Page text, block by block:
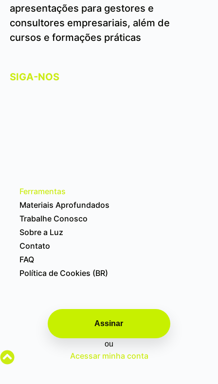
apresentações para gestores e
consultores empresariais, além de
cursos e formações práticas
SIGA-NOS
Ferramentas
Materiais Aprofundados
Trabalhe Conosco
Sobre a Luz
Contato
FAQ
Política de Cookies (BR)
Assinar
ou
Acessar minha conta